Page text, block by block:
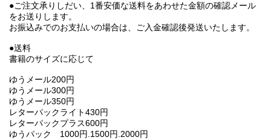
●ご注文承りしだい、1番安価な送料をあわせた金額の確認メール
をお送りします。
お振込みでのお支払いの場合は、ご入金確認後発送いたします。
●送料
書籍のサイズに応じて
ゆうメール200円
ゆうメール300円
ゆうメール350円
レターパックライト430円
レターパックプラス600円
ゆうパック 1000円.1500円.2000円